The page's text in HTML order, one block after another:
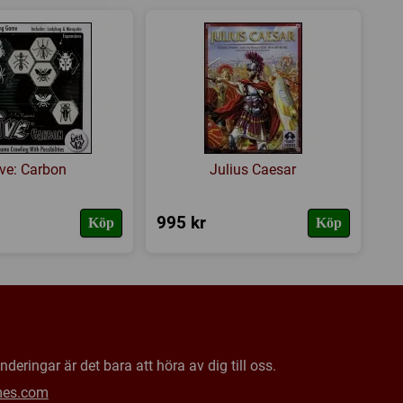
hemsida,BoardGameGeek
Carbon
Köp
Julius Caesar
995 kr Köp
är det bara att höra av dig till oss.